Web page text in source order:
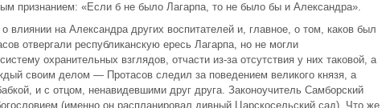
признанием: «Если б не было Лагарпа, то не было бы и Александра».
влиянии на Александра других воспитателей и, главное, о том, каков был
отвергали республиканскую ересь Лагарпа, но не могли
охранительных взглядов, отчасти из-за отсутствия у них таковой, а
своим делом — Протасов следил за поведением великого князя, а
и с отцом, ненавидевшими друг друга. Законоучитель Самборский
(именно он распланировал дивный Царскосельский сад). Что же